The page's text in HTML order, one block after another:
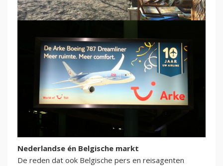
Nederlandse én Belgische markt
De reden dat ook Belgische pers en reisagenten